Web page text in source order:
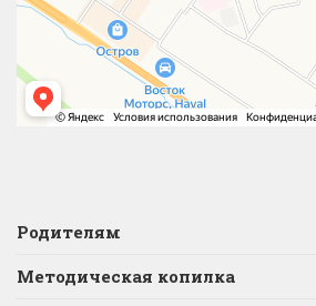
Родителям
Методическая копилка